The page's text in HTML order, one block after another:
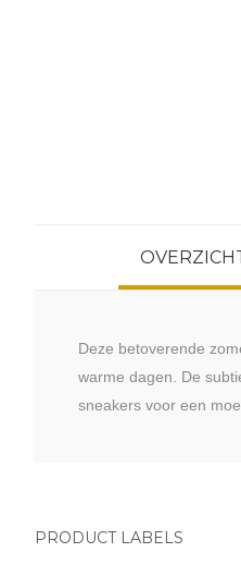
Deze betoverende
warme dagen. De
sneakers voor een
PRODUCT LABELS